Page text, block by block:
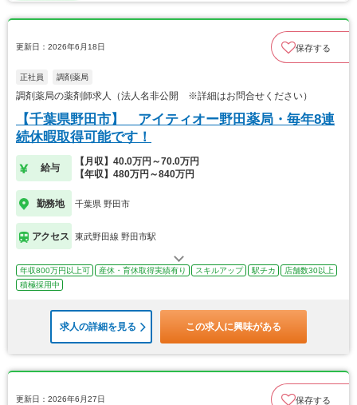
更新日：2026年6月18日 保存する
正社員 調剤薬局
調剤薬局の薬剤師求人（法人名非公開 ※詳細はお問合せください）
【千葉県野田市】 アイティオー野田薬局・毎年8連
続休暇取得可能です！
給与
【月収】40.0万円～70.0万円
【年収】480万円～840万円
勤務地 千葉県 野田市
アクセス 東武野田線 野田市駅
年収800万円以上可 産休・育休取得実績有り スキルアップ 駅チカ
店舗数30以上
積極採用中
求人の詳細を見る この求人に興味がある
更新日：2026年6月27日 保存する